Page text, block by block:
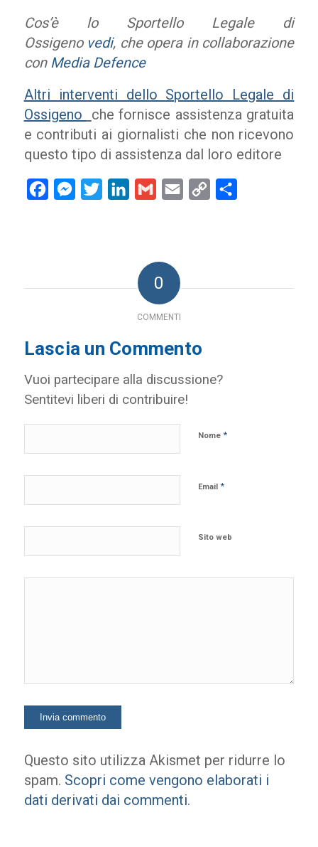
Cos’è lo Sportello Legale di
Ossigeno vedi, che opera in collaborazione
con Media Defence
Altri interventi dello Sportello Legale di
Ossigeno
che fornisce assistenza gratuita
e contributi ai giornalisti che non ricevono
questo tipo di assistenza dal loro editore
FacebookMessenger
Twitter LinkedInGmail Email
Copy
0
COMMENTI
Lascia un Commento
Vuoi partecipare alla discussione?
Sentitevi liberi di contribuire!
Nome *
Email *
Sito web
Questo sito utilizza Akismet per ridurre lo
spam. Scopri come vengono elaborati i
dati derivati dai commenti.